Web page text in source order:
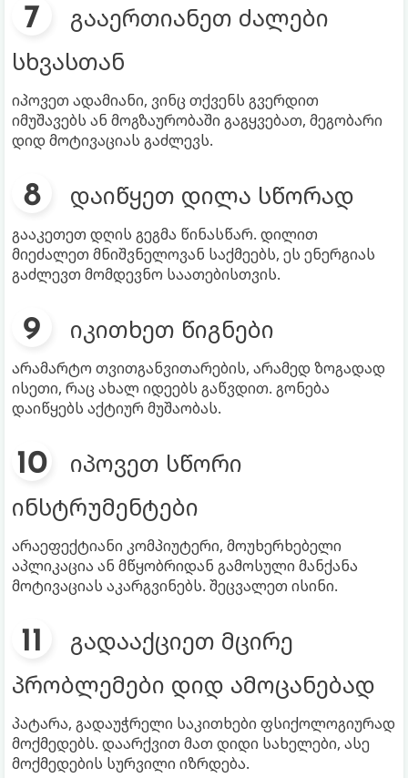
გააერთიანეთ ძალები
სხვასთან
იპოვეთ ადამიანი, ვინც თქვენს გვერდით
იმუშავებს ან მოგზაურობაში გაგყვებათ, მეგობარი
დიდ მოტივაციას გაძლევს.
დაიწყეთ დილა სწორად
გააკეთეთ დღის გეგმა წინასწარ. დილით
მიეძალეთ მნიშვნელოვან საქმეებს, ეს ენერგიას
გაძლევთ მომდევნო საათებისთვის.
იკითხეთ წიგნები
არამარტო თვითგანვითარების, არამედ ზოგადად
ისეთი, რაც ახალ იდეებს გაწვდით. გონება
დაიწყებს აქტიურ მუშაობას.
იპოვეთ სწორი
ინსტრუმენტები
არაეფექტიანი კომპიუტერი, მოუხერხებელი
აპლიკაცია ან მწყობრიდან გამოსული მანქანა
მოტივაციას აკარგვინებს. შეცვალეთ ისინი.
გადააქციეთ მცირე
პრობლემები დიდ ამოცანებად
პატარა, გადაუჭრელი საკითხები ფსიქოლოგიურად
მოქმედებს. დაარქვით მათ დიდი სახელები, ასე
მოქმედების სურვილი იზრდება.